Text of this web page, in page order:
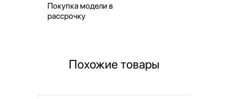
Покупка модели в
рассрочку
Похожие товары